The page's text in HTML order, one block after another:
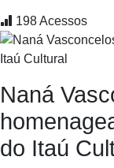
198Acessos
Naná
do Itaú